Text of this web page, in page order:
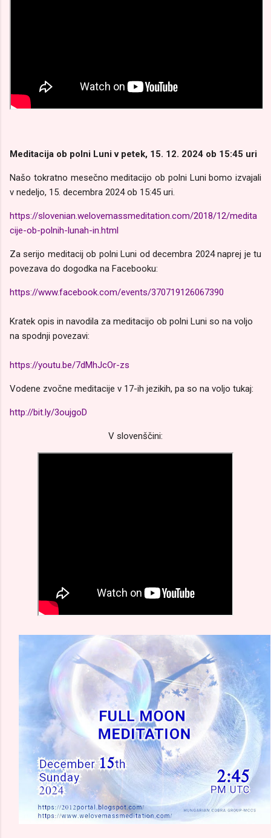
Meditacija ob polni Luni v petek, 15. 12. 2024 ob 15:45 uri
Našo tokratno mesečno meditacijo ob polni Luni bomo izvajali
v nedeljo, 15. decembra 2024 ob 15:45 uri.
https://slovenian.welovemassmeditation.com/2018/12/medita
cije-ob-polnih-lunah-in.html
Za serijo meditacij ob polni Luni od decembra 2024 naprej je tu
povezava do dogodka na Facebooku:
https://www.facebook.com/events/370719126067390
Kratek opis in navodila za meditacijo ob polni Luni so na voljo
na spodnji povezavi:
https://youtu.be/7dMhJcOr-zs
Vodene zvočne meditacije v 17-ih jezikih, pa so na voljo tukaj:
http://bit.ly/3oujgoD
V slovenščini: